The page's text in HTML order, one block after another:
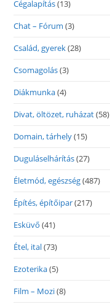
Cégalapítás(13)
Chat – Fórum (3)
Család, gyerek(28)
Csomagolás(3)
Diákmunka(4)
Divat, öltözet, ruházat(58)
Domain, tárhely(15)
Duguláselhárítás(27)
Életmód, egészség(487)
Építés, építőipar(217)
Esküvő (41)
Étel, ital(73)
Ezoterika(5)
Film – Mozi(8)